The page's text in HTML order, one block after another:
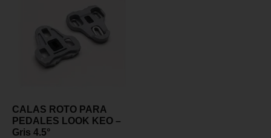
CALAS ROTO PARA
PEDALES LOOK KEO –
Gris 4.5°